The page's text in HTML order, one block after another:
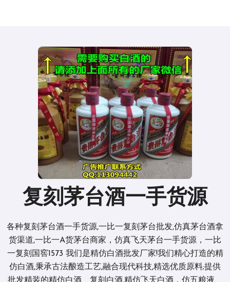
复刻茅台酒一手货源
各种复刻茅台酒一手货源,一比一复刻茅台批发,仿真茅台酒拿
货渠道,一比一A货茅台商家，仿真飞天茅台一手货源，一比
一复刻国窖1573 我们是精仿白酒批发厂家!我们精心打造的精
仿白酒,秉承古法酿造工艺,融合现代科技,精选优质原料;提供
批发精装的精仿白酒、复刻白酒,精仿飞天白酒，仿五粮液、